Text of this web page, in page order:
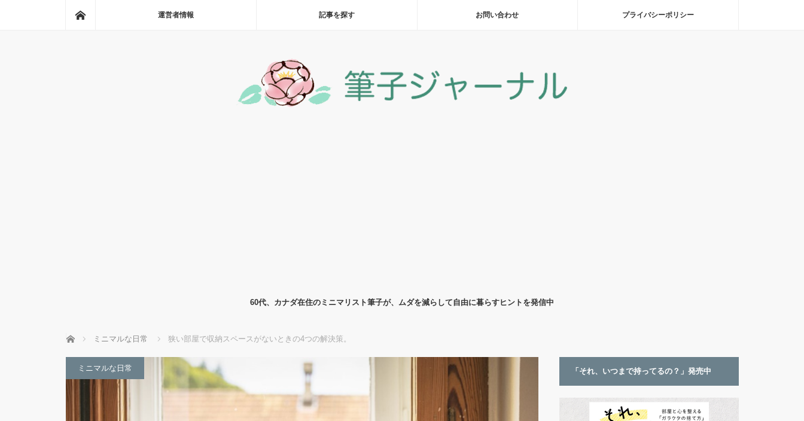
運営者情報 記事を探す お問い合わせ プライバシーポリシー
60代、カナダ在住のミニマリスト筆子が、ムダを減らして自由に暮らすヒントを発信中
ホーム ミニマルな日常 狭い部屋で収納スペースがないときの4つの解決策。
ミニマルな日常 「それ、いつまで持ってるの？」発売中